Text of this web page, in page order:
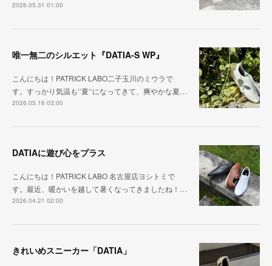
2026.05.31 01:00
唯一無二のシルエット『DATIA-S WP』
こんにちは！PATRICK LABO二子玉川のミウラで
す。すっかり気温も‘‘夏‘‘になってきて、爽やかな夏…
2026.05.16 03:00
DATIAに遊び心をプラス
こんにちは！PATRICK LABO 名古屋店ヨシトミで
す。最近、暖かいを越して暑くなってきましたね！…
2026.04.21 02:00
きれいめスニーカー「DATIA」